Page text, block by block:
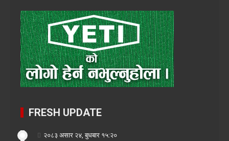
FRESH UPDATE
२०८३ असार २४, बुधबार १५:२०